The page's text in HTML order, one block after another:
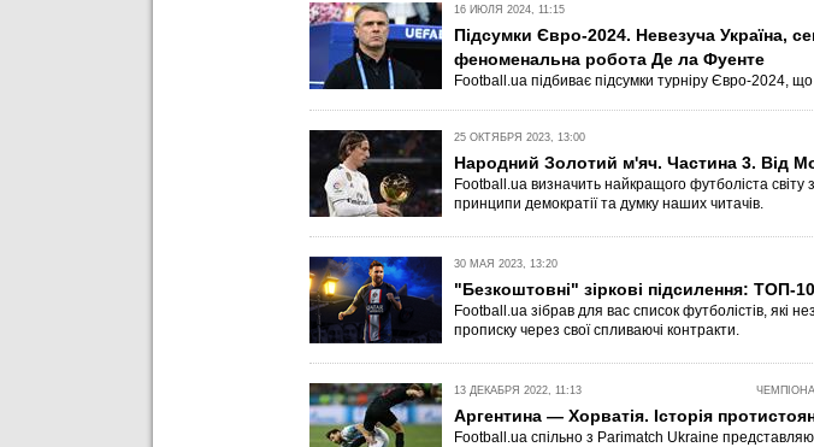
16 ИЮЛЯ 2024, 11:15
Підсумки Євро-2024. Невезуча Україна,
феноменальна робота Де ла Фуенте
Football.ua підбиває підсумки турніру Євро-2024,
25 ОКТЯБРЯ 2023, 13:00
Народний Золотий м'яч. Частина 3. Від
Football.ua визначить найкращого футболіста
принципи демократії та думку наших читачів.
30 МАЯ 2023, 13:20
"Безкоштовні" зіркові підсилення: ТОП-10
Football.ua зібрав для вас список футболістів, які
прописку через свої спливаючі контракти.
13 ДЕКАБРЯ 2022, 11:13
Аргентина — Хорватія. Історія
Football.ua спільно з Parimatch Ukraine